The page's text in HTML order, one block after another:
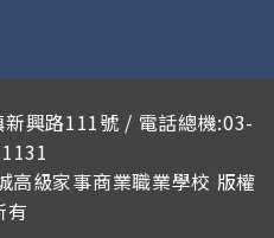
興路111號 / 電話總機:03-
高級家事商業職業學校 版權
有